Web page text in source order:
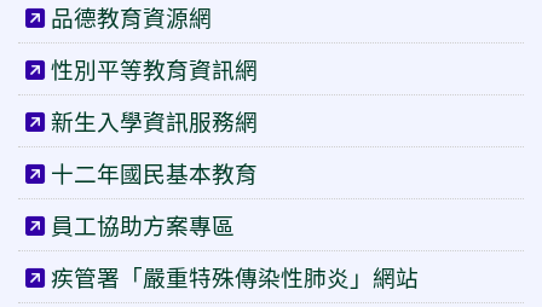
品德教育資源網
性別平等教育資訊網
新生入學資訊服務網
十二年國民基本教育
員工協助方案專區
疾管署「嚴重特殊傳染性肺炎」網站